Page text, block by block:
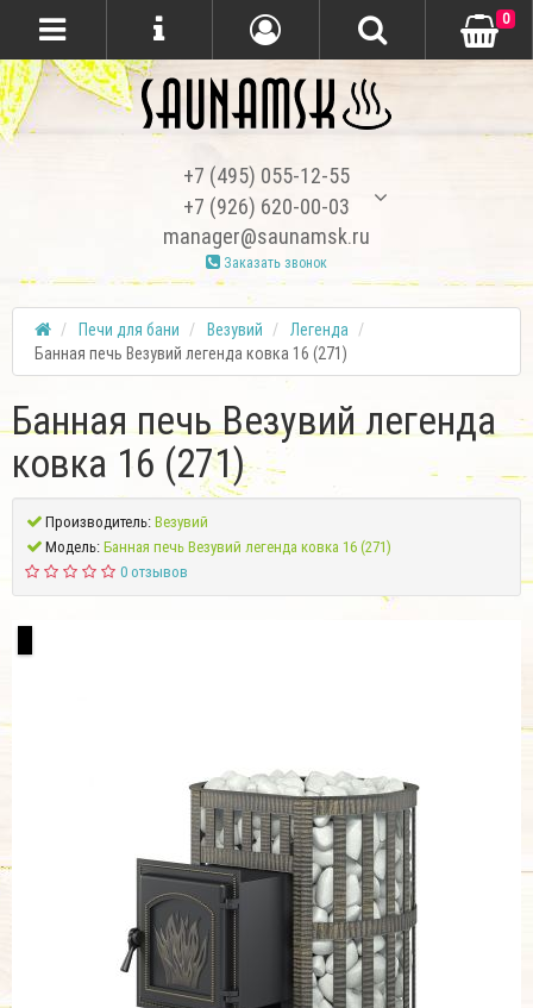
+7 (495) 055-12-55
+7 (926) 620-00-03
manager@saunamsk.ru
Заказать звонок
0
Печи для бани Везувий
Легенда
Банная печь Везувий легенда ковка 16 (271)
Банная печь Везувий легенда
ковка 16 (271)
Производитель:Везувий
Модель:Банная печь Везувий легенда ковка 16 (271)
0 отзывов